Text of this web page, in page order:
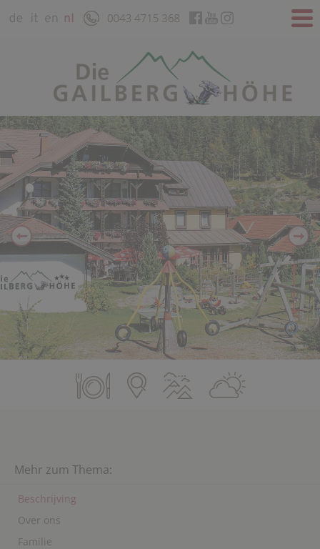
Mehr zum Thema:
Beschrijving
Over ons
Familie